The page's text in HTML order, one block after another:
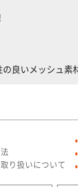
良いメッシュ素
り扱いについて
●
●
●